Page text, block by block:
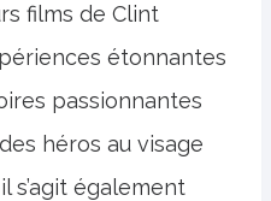
films de Clint
étonnantes
passionnantes
héros au visage
s’agit également